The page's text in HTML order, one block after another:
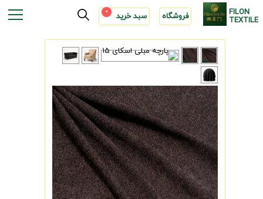
FILON
TEXTILE فروشگاه سبد خرید 0